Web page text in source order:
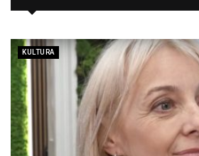
KULTURA